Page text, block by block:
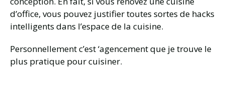
d’office, vous pouvez justifier toutes sortes de hacks
intelligents dans l’espace de la cuisine.
Personnellement c’est ‘agencement que je trouve le
plus pratique pour cuisiner.